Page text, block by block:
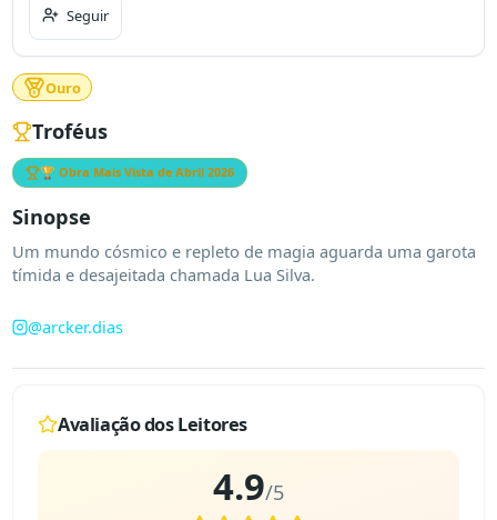
Seguir
Ouro
Troféus
🏆 Obra Mais Vista de Abril 2026
Sinopse
Um mundo cósmico e repleto de magia aguarda uma garota
tímida e desajeitada chamada Lua Silva.
@arcker.dias
Avaliação dos Leitores
4.9/5